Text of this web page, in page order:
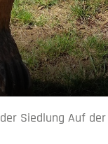
Siedlung Auf